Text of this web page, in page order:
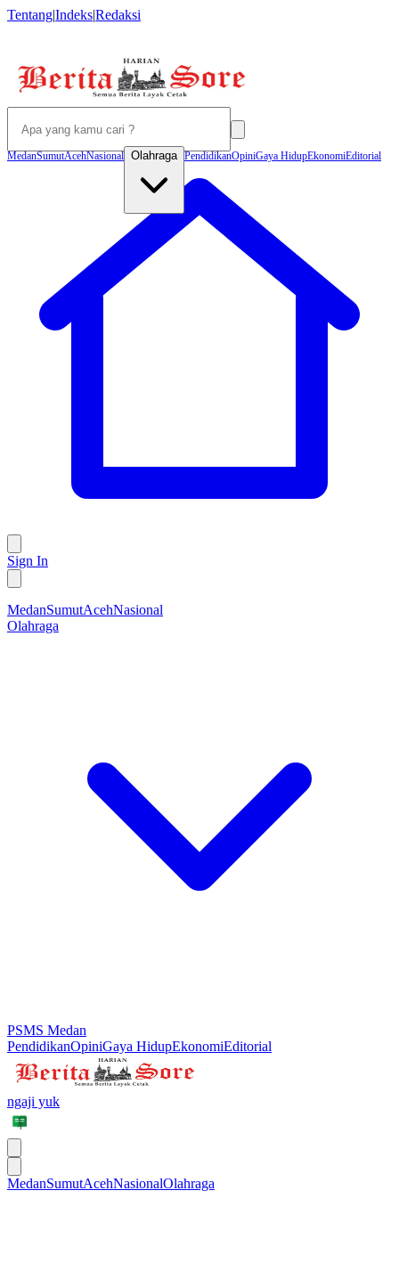
Tentang|Indeks|Redaksi
MedanSumutAcehNasional Olahraga PendidikanOpiniGaya HidupEkonomiEditorial
Sign In
MedanSumutAcehNasional
Olahraga
PSMS Medan
PendidikanOpiniGaya HidupEkonomiEditorial
ngaji yuk
MedanSumutAcehNasionalOlahraga